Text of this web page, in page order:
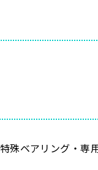
殊ベアリング・専